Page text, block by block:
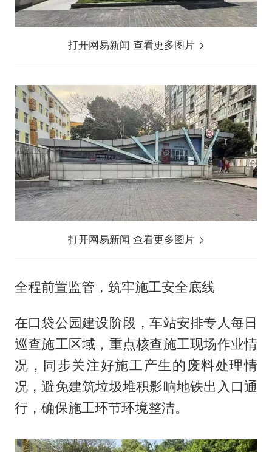
打开网易新闻 查看更多图片
打开网易新闻 查看更多图片
全程前置监管，筑牢施工安全底线
在口袋公园建设阶段，车站安排专人每日
巡查施工区域，重点核查施工现场作业情
况，同步关注好施工产生的废料处理情
况，避免建筑垃圾堆积影响地铁出入口通
行，确保施工环节环境整洁。